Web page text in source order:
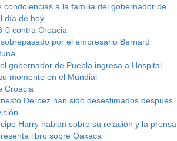
condolencias a la familia del gobernador de
día de hoy
0 contra Croacia
por el empresario Bernard
gobernador de Puebla ingresa a Hospital
momento en el Mundial
Croacia
Derbez han sido desestimados después
Harry hablan sobre su relación y la prensa
libro sobre Oaxaca